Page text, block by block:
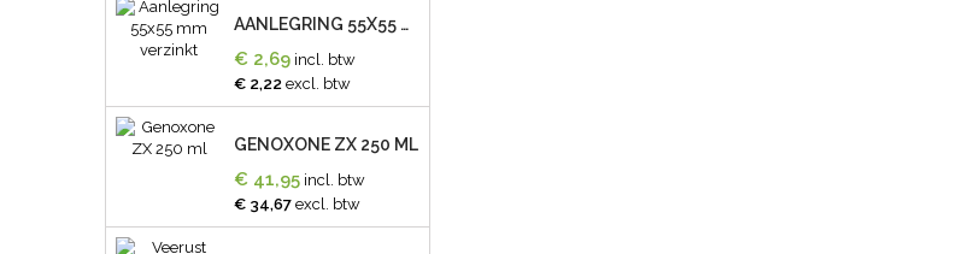
AANLEGRING 55X55 MM VERZINKT
€ 2,69 incl. btw
€ 2,22 excl. btw
GENOXONE ZX 250 ML
€ 41,95 incl. btw
€ 34,67 excl. btw